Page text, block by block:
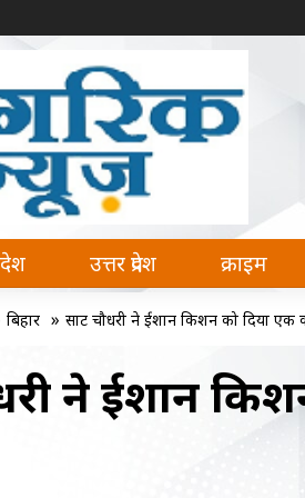
News
न्यूज पर आप देश, विदेश,
उत्तर प्रदेश क्राइम
बिहार » सम्राट चौधरी ने ईशान किशन को दिया
ने ईशान